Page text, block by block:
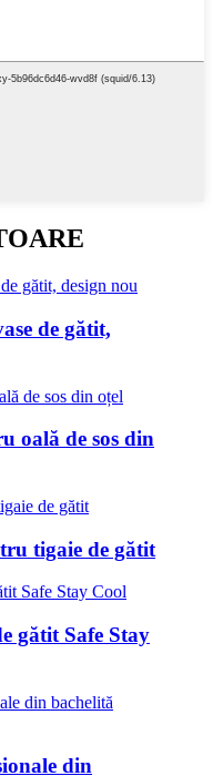
de gătit,
oală de sos din
tigaie de gătit
gătit Safe Stay
din